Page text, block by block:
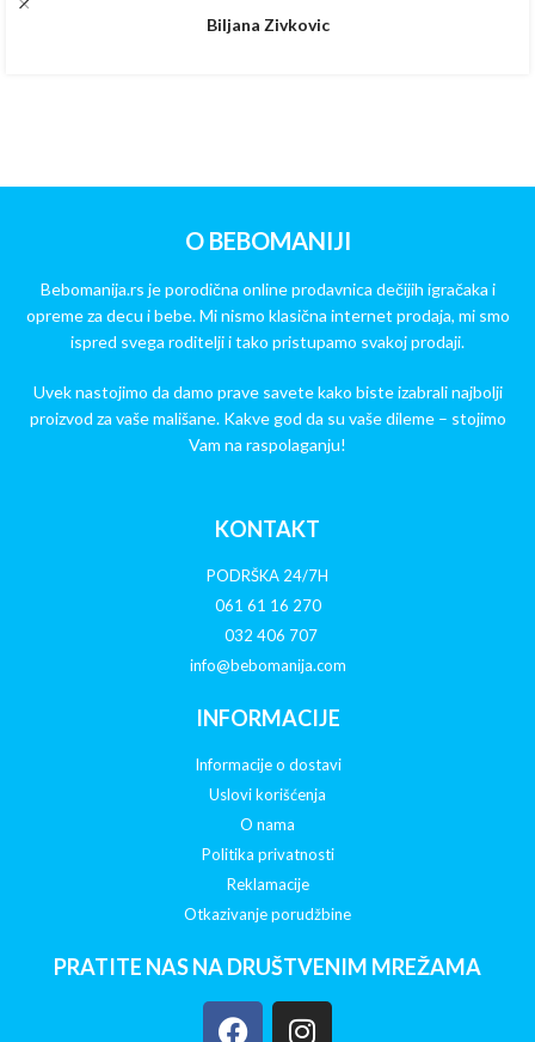
Biljana Zivkovic
O BEBOMANIJI
Bebomanija.rs je porodična online prodavnica dečijih igračaka i
opreme za decu i bebe. Mi nismo klasična internet prodaja, mi smo
ispred svega roditelji i tako pristupamo svakoj prodaji.
Uvek nastojimo da damo prave savete kako biste izabrali najbolji
proizvod za vaše mališane. Kakve god da su vaše dileme – stojimo
Vam na raspolaganju!
KONTAKT
PODRŠKA 24/7H
061 61 16 270
032 406 707
info@bebomanija.com
INFORMACIJE
Informacije o dostavi
Uslovi korišćenja
O nama
Politika privatnosti
Reklamacije
Otkazivanje porudžbine
PRATITE NAS NA DRUŠTVENIM MREŽAMA